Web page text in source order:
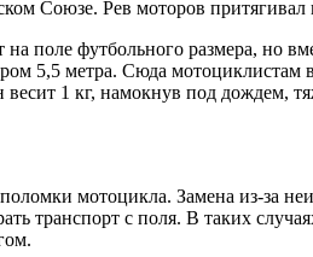
Союзе. Рев моторов
футбольного размера, но
5,5 метра. Сюда мотоциклистам
1 кг, намокнув под дождем,
мотоцикла. Замена из-за
транспорт с поля. В таких